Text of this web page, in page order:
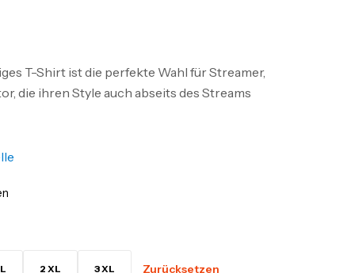
T-Shirt ist die perfekte Wahl für Streamer,
die ihren Style auch abseits des Streams
L 2 XL 3 XL Zurücksetzen